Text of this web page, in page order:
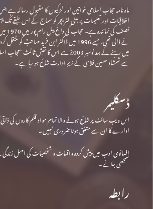
ماہ نامہ حجاب اسلامی خواتین اور لڑکیوں کا مقبول رسالہ ہے
اخلاقیات اور تعلیمات پر مبنی لٹریچر کو سماج کے اس طبقے
نصف
نے ڈالی تھی، جسے 1996 میں ڈاکٹر ابن فرید صاحبؒ
میں رہنے کے بعد نومبر 2003 سے اس کا نقشِ
سے شمشاد حسین فلاحی کے زیرِ ادارت شائع ہو رہا ہے۔
ڈسکلیمر
اس ویب سائٹ پر شائع ہونے والا تمام مواد قلم کاروں کی
ادارے کا ان سے متفق ہونا ضروری نہیں۔
افسانوی ادب میں پیش کردہ واقعات و شخصیات کی اصل
سمجھی جائے۔
رابطہ